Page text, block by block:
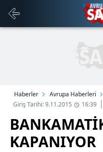
Haberler Avrupa Haberleri
Giriş Tarihi: 9.11.2015
16:39
KAPANIYOR